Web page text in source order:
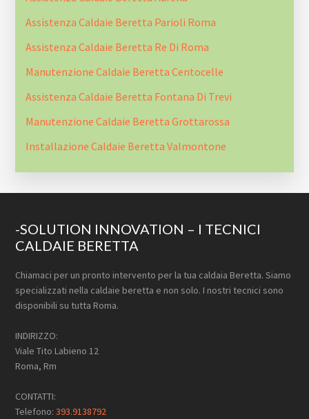
Assistenza Caldaie Beretta Parioli Roma
Assistenza Caldaie Beretta Re Di Roma
Manutenzione Caldaie Beretta Centocelle
Assistenza Caldaie Beretta Fontana Di Trevi
Manutenzione Caldaie Beretta Grottarossa
Installazione Caldaie Beretta Valmontone
Footer
-SOLUTION INNOVATION – I TECNICI
CALDAIE BERETTA
Chiamaci per un pronto intervento per la tua caldaia Beretta. Siamo
specializzati nella caldaie beretta e non solo. I nostri tecnici sono
disponibili su tutta Roma.
INDIRIZZO:
Viale Tito Labieno 12
Roma, Rm
CONTATTI:
Telefono:393.9138792